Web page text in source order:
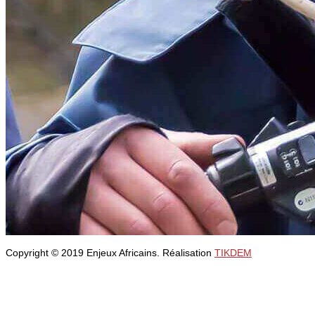
Copyright © 2019 Enjeux Africains. Réalisation TIKDEM